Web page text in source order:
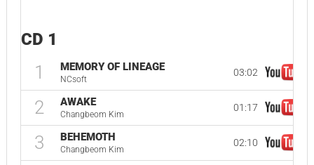
CD 1
1 MEMORY OF LINEAGE
NCsoft
03:02
2 AWAKE
Changbeom Kim
01:17
3 BEHEMOTH
Changbeom Kim
02:10